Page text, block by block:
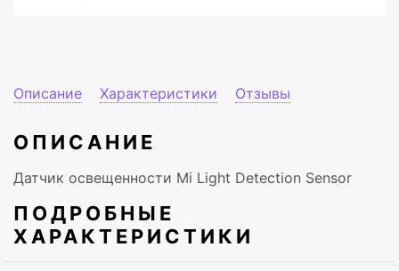
Описание Характеристики Отзывы
ОПИСАНИЕ
Датчик освещенности Mi Light Detection Sensor
ПОДРОБНЫЕ
ХАРАКТЕРИСТИКИ